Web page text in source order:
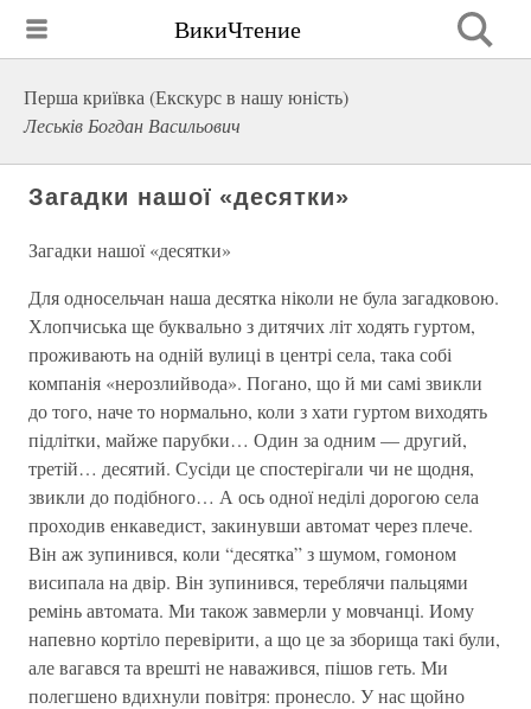
ВикиЧтение
Перша криївка (Екскурс в нашу юність)
Леськів Богдан Васильович
Загадки нашої «десятки»
Загадки нашої «десятки»
Для односельчан наша десятка ніколи не була загадковою.
Хлопчиська ще буквально з дитячих літ ходять гуртом,
проживають на одній вулиці в центрі села, така собі
компанія «нерозлийвода». Погано, що й ми самі звикли
до того, наче то нормально, коли з хати гуртом виходять
підлітки, майже парубки… Один за одним — другий,
третій… десятий. Сусіди це спостерігали чи не щодня,
звикли до подібного… А ось одної неділі дорогою села
проходив енкаведист, закинувши автомат через плече.
Він аж зупинився, коли “десятка” з шумом, гомоном
висипала на двір. Він зупинився, тереблячи пальцями
ремінь автомата. Ми також завмерли у мовчанці. Иому
напевно кортіло перевірити, а що це за зборища такі були,
але вагався та врешті не наважився, пішов геть. Ми
полегшено вдихнули повітря: пронесло. У нас щойно